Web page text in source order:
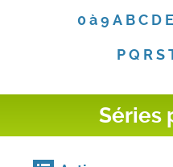
0 à 9 A B C D E
P Q R S
Séries